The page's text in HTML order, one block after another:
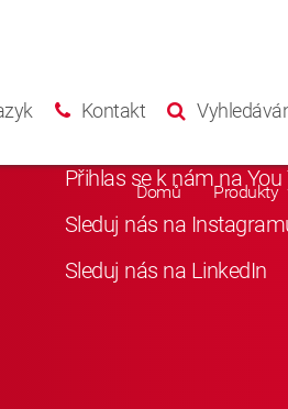
Kontakt
Domů Produkty
Přihlas se k nám na You
Sleduj nás na
Sleduj nás na LinkedIn